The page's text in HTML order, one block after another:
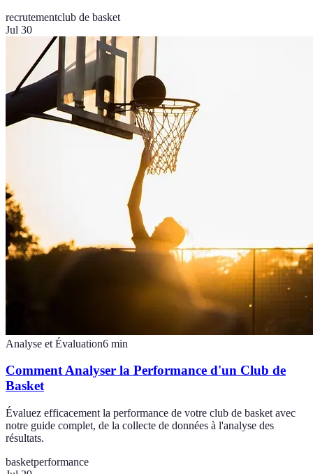
recrutementclub de basket
Jul 30
Analyse et Évaluation6 min
Comment Analyser la Performance d'un Club de
Basket
Évaluez efficacement la performance de votre club de basket avec
notre guide complet, de la collecte de données à l'analyse des
résultats.
basketperformance